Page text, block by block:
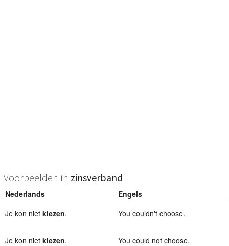
Voorbeelden in zinsverband
Nederlands
Engels
Je kon niet kiezen. You couldn't choose.
Je kon niet kiezen. You could not choose.